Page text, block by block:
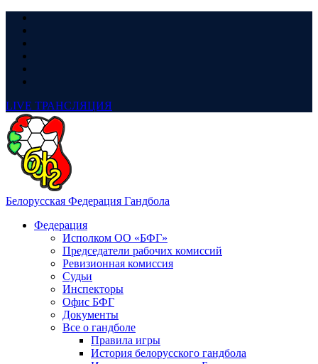
LIVE ТРАНСЛЯЦИЯ
Белорусская Федерация Гандбола
Федерация
Исполком ОО «БФГ»
Председатели рабочих комиссий
Ревизионная комиссия
Судьи
Инспекторы
Офис БФГ
Документы
Все о гандболе
Правила игры
История белорусского гандбола